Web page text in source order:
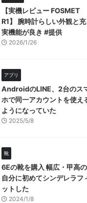
【実機レビュー FOSMET
R1】 腕時計らしい外観と充
実機能が良き #提供
2026/1/26
アプリ
AndroidのLINE、2台のス
ホで同一アカウントを使え
ようになっていた
2025/5/8
靴
6Eの靴を購入 幅広・甲高の
自分に初めてシンデレラフ
ットした
2024/1/8